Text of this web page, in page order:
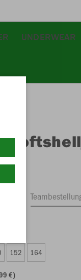
UNDERWEAR
152 164
€)